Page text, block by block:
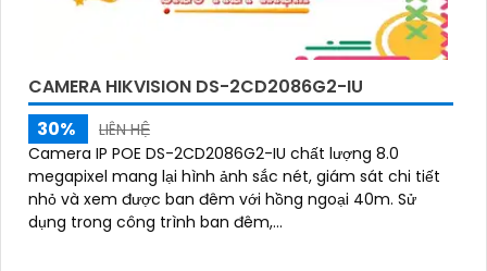
CAMERA HIKVISION DS-2CD2086G2-IU
30%
LIÊN HỆ
Camera IP POE DS-2CD2086G2-IU chất lượng 8.0
megapixel mang lại hình ảnh sắc nét, giám sát chi tiết
nhỏ và xem được ban đêm với hồng ngoại 40m. Sử
dụng trong công trình ban đêm,...